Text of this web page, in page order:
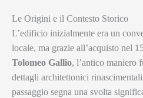
Le Origini e il Contesto Storico
L’edificio inizialmente era un
locale, ma grazie all’acquisto nel
Tolomeo Gallio, l’antico maniero
dettagli architettonici
passaggio segna una svolta